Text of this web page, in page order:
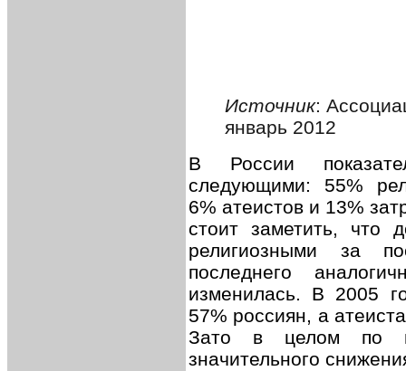
Источник:
январь 2012
В России
следующими: 55%
6% атеистов и 13%
стоит заметить, что
религиозными за
последнего
изменилась. В 2005
57% россиян, а
Зато в целом по
значительного